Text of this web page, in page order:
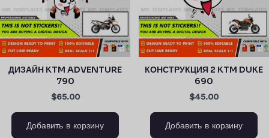
ДИЗАЙН KTM ADVENTURE
790
$65.00
Добавить в корзину
КОНСТРУКЦИЯ 2 KTM DUKE
690
$45.00
Добавить в корзину